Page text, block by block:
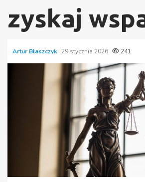
zyskaj
Artur Błaszczyk 29 stycznia 2026 241